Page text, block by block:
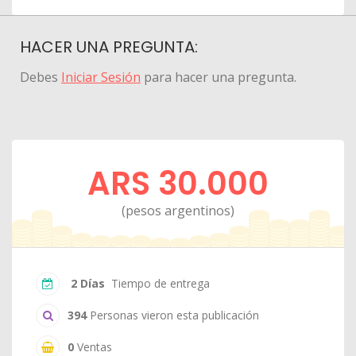
HACER UNA PREGUNTA:
Debes Iniciar Sesión para hacer una pregunta.
ARS 30.000
(pesos argentinos)
2 Días Tiempo de entrega
394Personas vieron esta publicación
0 Ventas